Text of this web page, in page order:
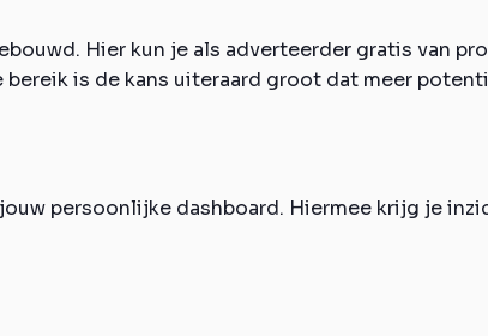
Hier kun je als adverteerder gratis van
is de kans uiteraard groot dat meer
persoonlijke dashboard. Hiermee krijg je